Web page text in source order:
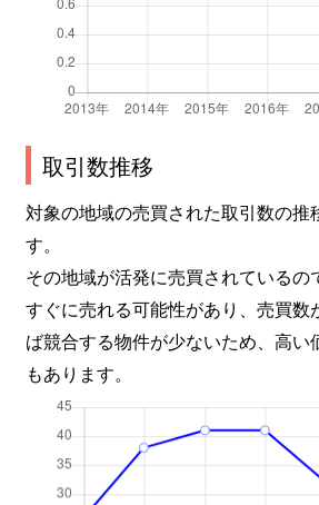
取引数推移
対象の地域の売買された取引数の推
す。
その地域が活発に売買されているの
すぐに売れる可能性があり、売買数
ば競合する物件が少ないため、高い
もあります。